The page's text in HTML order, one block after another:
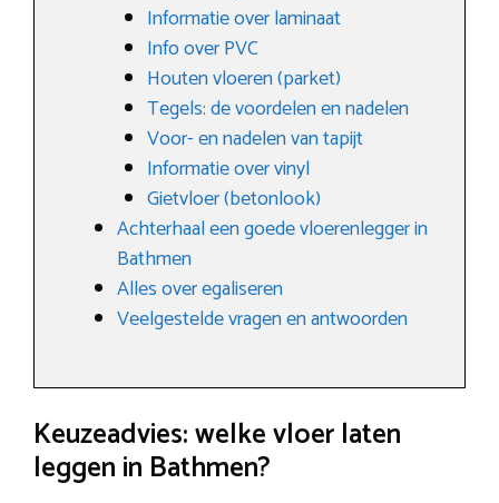
Informatie over laminaat
Info over PVC
Houten vloeren (parket)
Tegels: de voordelen en nadelen
Voor- en nadelen van tapijt
Informatie over vinyl
Gietvloer (betonlook)
Achterhaal een goede vloerenlegger in
Bathmen
Alles over egaliseren
Veelgestelde vragen en antwoorden
Keuzeadvies: welke vloer laten
leggen in Bathmen?